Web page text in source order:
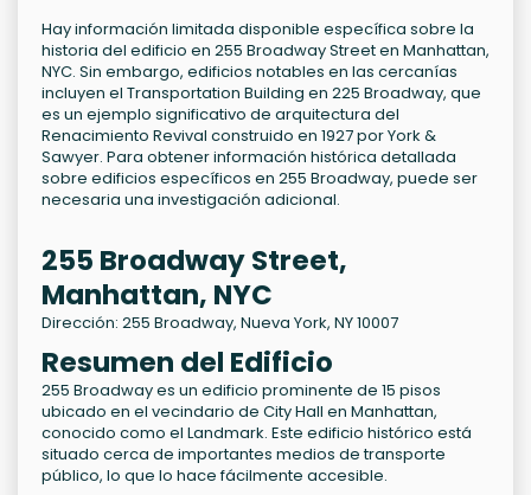
Hay información limitada disponible específica sobre la
historia del edificio en 255 Broadway Street en Manhattan,
NYC. Sin embargo, edificios notables en las cercanías
incluyen el Transportation Building en 225 Broadway, que
es un ejemplo significativo de arquitectura del
Renacimiento Revival construido en 1927 por York &
Sawyer. Para obtener información histórica detallada
sobre edificios específicos en 255 Broadway, puede ser
necesaria una investigación adicional.
255 Broadway Street,
Manhattan, NYC
Dirección: 255 Broadway, Nueva York, NY 10007
Resumen del Edificio
255 Broadway es un edificio prominente de 15 pisos
ubicado en el vecindario de City Hall en Manhattan,
conocido como el Landmark. Este edificio histórico está
situado cerca de importantes medios de transporte
público, lo que lo hace fácilmente accesible.